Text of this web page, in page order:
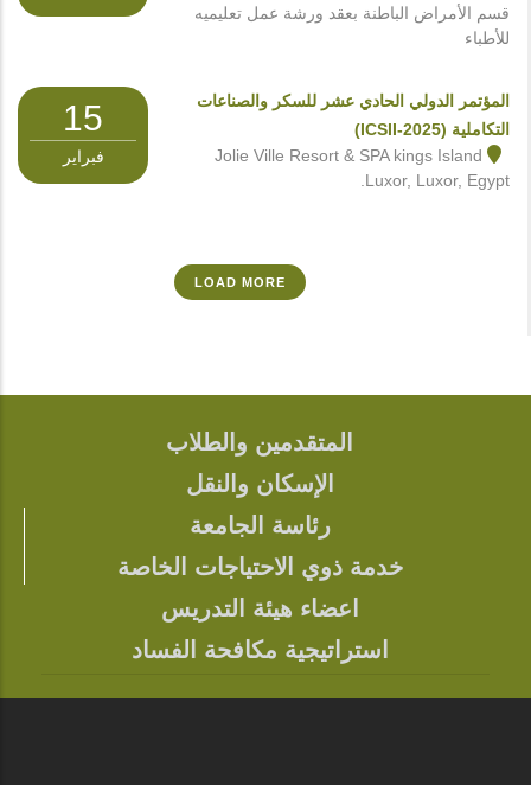
قسم الأمراض الباطنة بعقد ورشة عمل تعليميه
للأطباء
15
فبراير
المؤتمر الدولي الحادي عشر للسكر والصناعات
التكاملية (ICSII-2025)
Jolie Ville Resort & SPA kings Island
Luxor, Luxor, Egypt.
LOAD MORE
FOOTER
المتقدمين والطلاب
الإسكان والنقل
رئاسة الجامعة
خدمة ذوي الاحتياجات الخاصة
اعضاء هيئة التدريس
استراتيجية مكافحة الفساد